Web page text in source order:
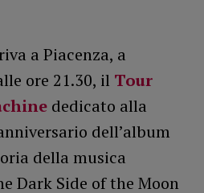
a Piacenza, a
ore 21.30, il Tour
dedicato alla
dell’album
della musica
Dark Side of the Moon